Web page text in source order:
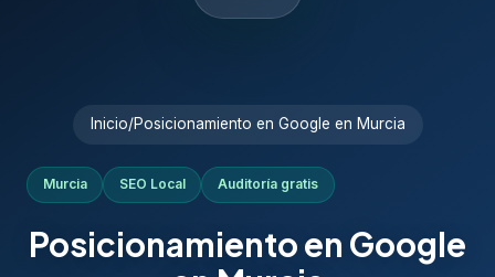
Inicio/Posicionamiento en Google en Murcia
Murcia SEO Local Auditoría gratis
Posicionamiento en Google